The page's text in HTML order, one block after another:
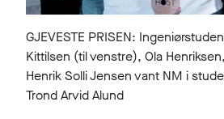
GJEVESTE PRISEN:
Kittilsen (til venstre), Ola
Henrik Solli Jensen vant NM i
Trond Arvid Alund